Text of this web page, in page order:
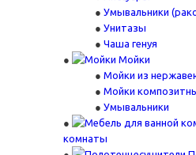
Умывальники
Унитазы
Чаша генуя
Мойки
Мойки из
Мойки
Умывальники
комнаты